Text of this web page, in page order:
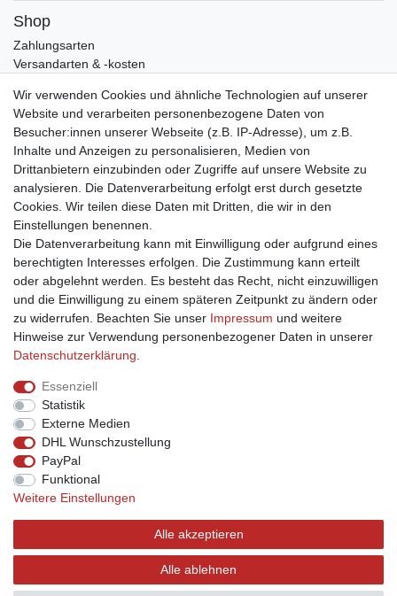
Shop
Zahlungsarten
Versandarten & -kosten
Warenkorb
Zur Kasse
Mein Konto
Registrieren
Anmelden
Unternehmen
Kontakt
Datenschutzerklärung
AGB
Impressum
Ja, ich möchte über aktuelle Angebote informiert werden!
Hiermit bestätige ich, dass ich die
Einwilligung kann ich jederzeit widerrufen.**
Wir verwenden Cookies und ähnliche Technologien auf unserer
Website und verarbeiten personenbezogene Daten von
Besucher:innen unserer Webseite (z.B. IP-Adresse), um z.B.
Inhalte und Anzeigen zu personalisieren, Medien von
Drittanbietern einzubinden oder Zugriffe auf unsere Website zu
analysieren. Die Datenverarbeitung erfolgt erst durch gesetzte
Cookies. Wir teilen diese Daten mit Dritten, die wir in den
Einstellungen benennen.
Die Datenverarbeitung kann mit Einwilligung oder aufgrund eines
berechtigten Interesses erfolgen. Die Zustimmung kann erteilt
oder abgelehnt werden. Es besteht das Recht, nicht einzuwilligen
und die Einwilligung zu einem späteren Zeitpunkt zu ändern oder
zu widerrufen. Beachten Sie unser Impressum und weitere
Hinweise zur Verwendung personenbezogener Daten in unserer
Daten­schutz­erklärung
Essenziell
Statistik
Externe Medien
DHL Wunschzustellung
PayPal
Funktional
Weitere Einstellungen
Alle akzeptieren
Alle ablehnen